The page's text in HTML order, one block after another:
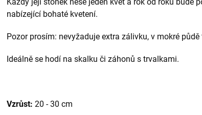
nabízející bohaté kvetení.
Pozor prosím: nevyžaduje extra zálivku, v mokré
Ideálně se hodí na skalku či záhonů s trvalkami.
Vzrůst: 20 - 30 cm